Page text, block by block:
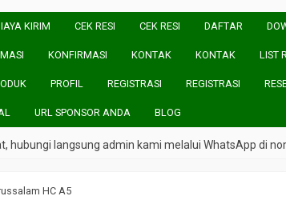
KIRIM CEK RESI CEK RESI DAFTAR
KONFIRMASI KONTAK KONTAK LIST
PROFIL REGISTRASI REGISTRASI
URL SPONSOR ANDA BLOG
langsung admin kami melalui WhatsApp di nomor
HC A5